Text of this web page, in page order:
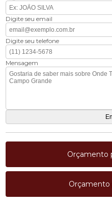
Digite seu email
Digite seu telefone
Mensagem
Orçamento
Orçamento